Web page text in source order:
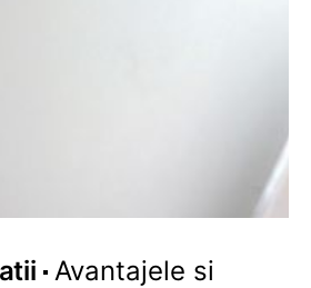
Avantajele si